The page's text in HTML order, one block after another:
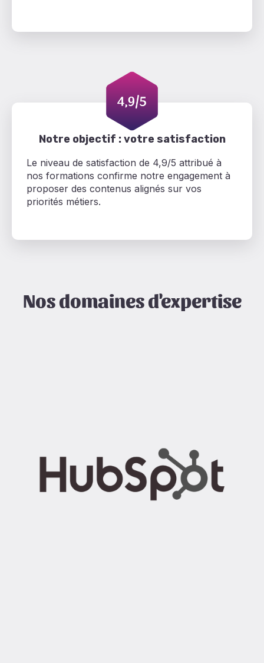
Notre objectif : votre satisfaction
Le niveau de satisfaction de 4,9/5 attribué à
nos formations confirme notre engagement à
proposer des contenus alignés sur vos
priorités métiers.
Nos domaines d'expertise